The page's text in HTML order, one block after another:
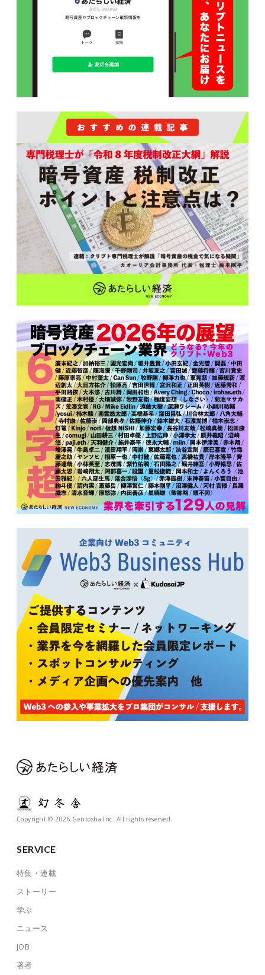
Copyright © 2026 Gentosha Inc. All rights reserved.
SERVICE
特集・連載
ストーリー
学ぶ
ニュース
JOB
著者